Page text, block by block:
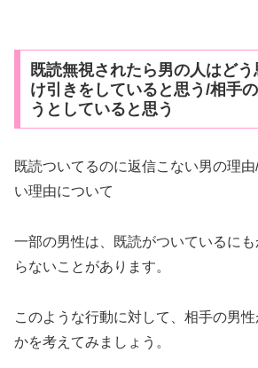
既読無視されたら男の人はど
け引きをしていると思う/相手
うとしていると思う
既読ついてるのに返信こない男の理
い理由について
一部の男性は、既読がついているに
らないことがあります。
このような行動に対して、相手の男
かを考えてみましょう。